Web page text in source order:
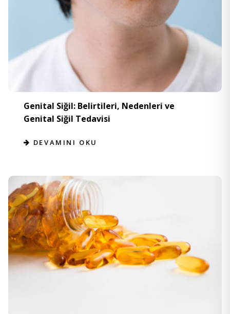
Genital Siğil: Belirtileri, Nedenleri ve
Genital Siğil Tedavisi
DEVAMINI OKU